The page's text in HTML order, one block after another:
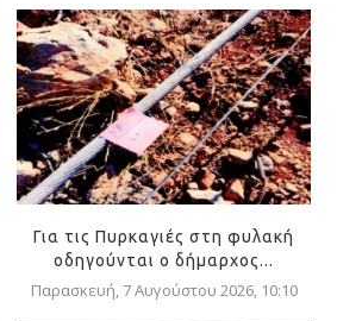
Για τις Πυρκαγιές στη φυλακή
οδηγούνται ο δήμαρχος...
Παρασκευή, 7 Αυγούστου 2026, 10:10